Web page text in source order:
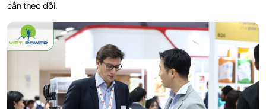
cần theo dõi.